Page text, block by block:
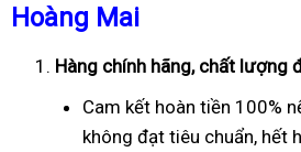
Hoàng Mai
Hàng chính hãng, chất lượng
Cam kết hoàn tiền 100%
không đạt tiêu chuẩn, hết